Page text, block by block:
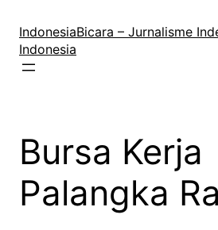
konten
IndonesiaBicara – Jurnalisme
Indonesia
Bursa Kerja
Palangka